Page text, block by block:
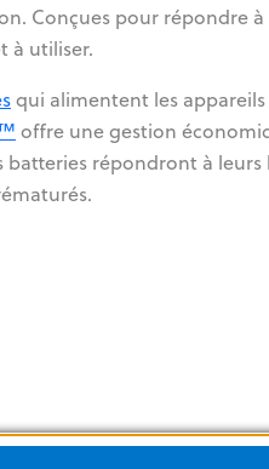
Conçues pour répondre à
à utiliser.
qui alimentent les
offre une gestion
batteries répondront à